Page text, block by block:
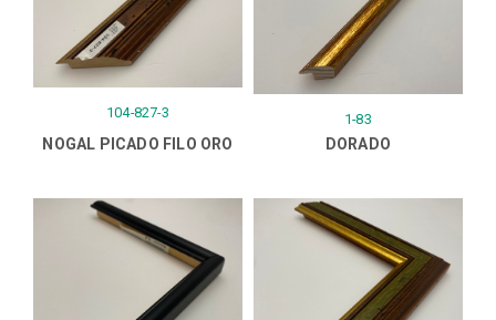
104-827-3
NOGAL PICADO FILO ORO
1-83
DORADO